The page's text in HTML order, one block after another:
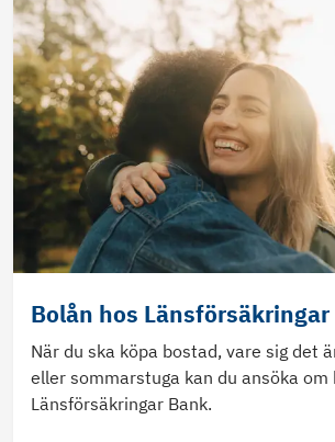
Bolån hos
När du ska köpa bostad, vare sig det
eller sommarstuga kan du ansöka om
Länsförsäkringar Bank.